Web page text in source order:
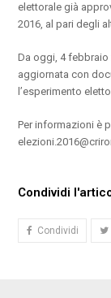
elettorale già
2016, al pari degli
Da oggi, 4 febbraio
aggiornata con
l’esperimento
Per informazioni è
Condividi
Condividi